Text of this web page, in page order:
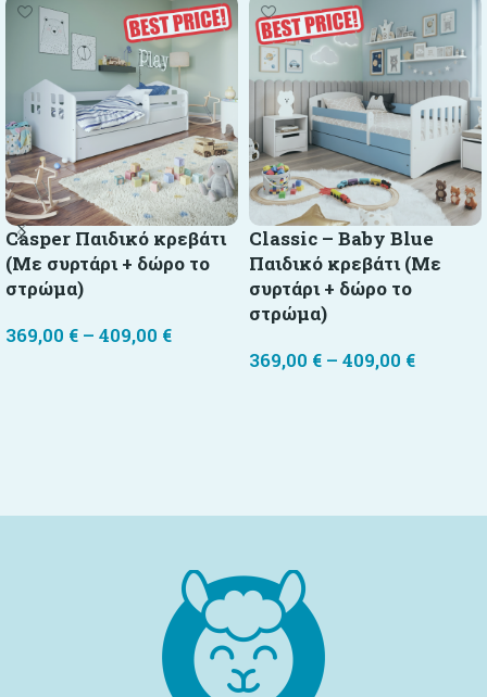
Casper Παιδικό κρεβάτι
(Με συρτάρι + δώρο το
στρώμα)
369,00 € – 409,00 €
Classic – Baby Blue
Παιδικό κρεβάτι (Με
συρτάρι + δώρο το
στρώμα)
369,00 € – 409,00 €